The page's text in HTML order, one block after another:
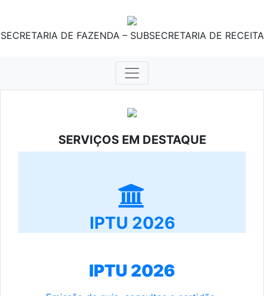
SECRETARIA DE FAZENDA – SUBSECRETARIA DE RECEITA
SERVIÇOS EM DESTAQUE
IPTU 2026
IPTU 2026